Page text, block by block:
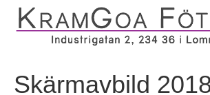
Skärmavbild